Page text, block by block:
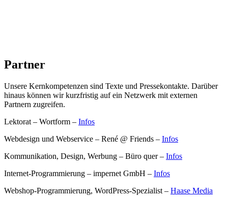
Partner
Unsere Kernkompetenzen sind Texte und Pressekontakte. Darüber
hinaus können wir kurzfristig auf ein Netzwerk mit externen
Partnern zugreifen.
Lektorat – Wortform – Infos
Webdesign und Webservice – René @ Friends – Infos
Kommunikation, Design, Werbung – Büro quer – Infos
Internet-Programmierung – impernet GmbH – Infos
Webshop-Programmierung, WordPress-Spezialist – Haase Media